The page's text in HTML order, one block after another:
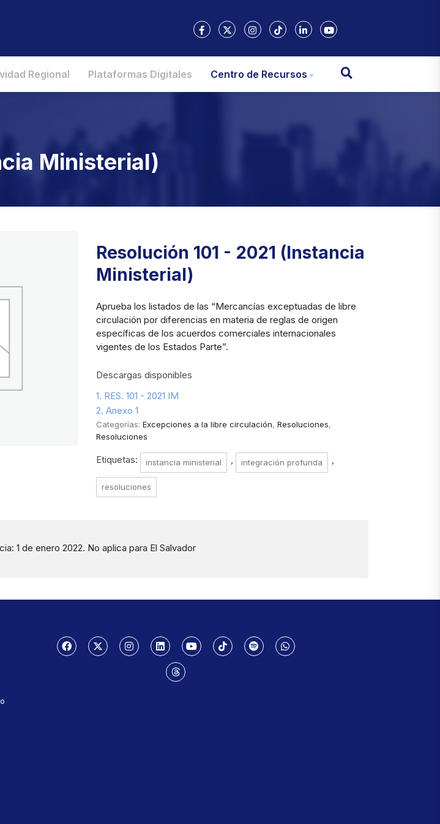
Regional Plataformas Digitales Centro de Recursos
Ministerial)
Resolución 101 - 2021 (Instancia
Ministerial)
Aprueba los listados de las “Mercancías exceptuadas de libre
circulación por diferencias en materia de reglas de origen
específicas de los acuerdos comerciales internacionales
vigentes de los Estados Parte”.
Descargas disponibles
1. RES. 101 - 2021 IM
2. Anexo 1
Categorías: Excepciones a la libre circulación, Resoluciones,
Resoluciones
Etiquetas: instancia ministerial , integración profunda ,
resoluciones
1 de enero 2022. No aplica para El Salvador